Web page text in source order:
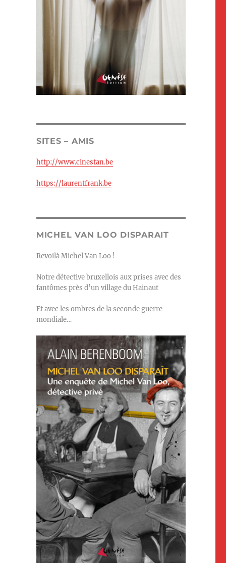
SITES – AMIS
http://www.cinestan.be
https://laurentfrank.be
MICHEL VAN LOO DISPARAIT
Revoilà Michel Van Loo !
Notre détective bruxellois aux prises avec des
fantômes près d’un village du Hainaut
Et avec les ombres de la seconde guerre
mondiale…